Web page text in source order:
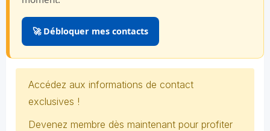
🚀 Débloquer mes contacts
Accédez aux informations de contact
exclusives !
Devenez membre dès maintenant pour profiter